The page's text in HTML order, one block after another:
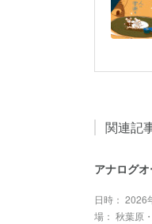
関連記
アナログ
日時：
場： 秋葉原